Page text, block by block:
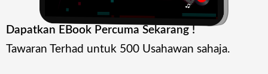
Dapatkan EBook Percuma Sekarang !
Tawaran Terhad untuk 500 Usahawan sahaja.